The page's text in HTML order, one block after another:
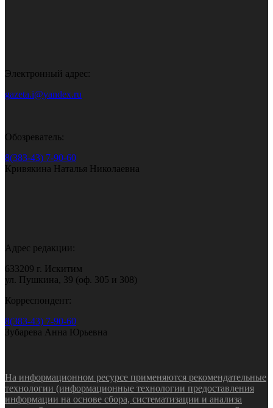
Электронный адрес:
gazeta.i@yandex.ru
Обозреватель:
8(383-43) 7-90-60
Кривякина Наталья Николаевна
Адрес редакции:
633209 г. Искитим
ул. Пушкина, 39 (оф. 305 и 308)
Корреспондент:
8(383-43) 7-90-60
Зубарева Анна Юрьевна
На информационном ресурсе применяются рекомендательные
технологии (информационные технологии предоставления
информации на основе сбора, систематизации и анализа